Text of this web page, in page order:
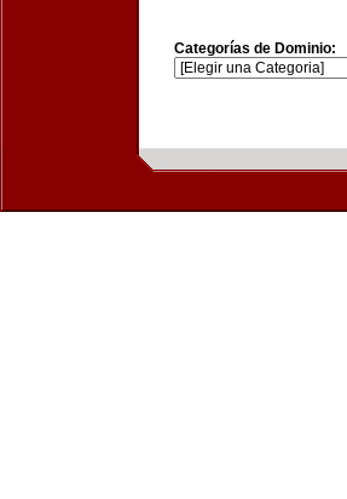
Categorías de Dominio: